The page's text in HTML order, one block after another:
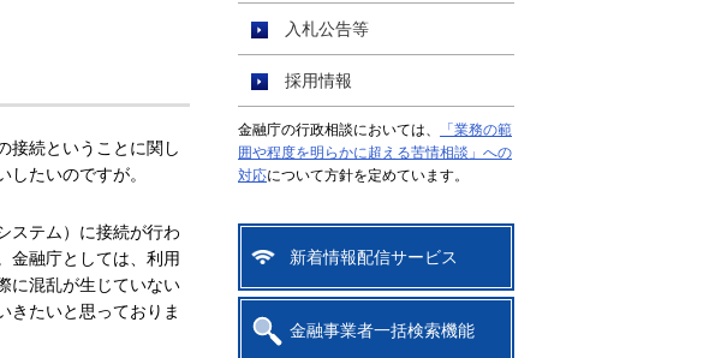
接続ということに関し
たいのですが。
ステム）に接続が行わ
金融庁としては、利用
に混乱が生じていない
きたいと思っておりま
入札公告等
採用情報
金融庁の行政相談においては、
「業務の範
囲や程度を明らかに超える苦情相談」への
対応について方針を定めています。
新着情報配信サービス
金融事業者一括検索機能